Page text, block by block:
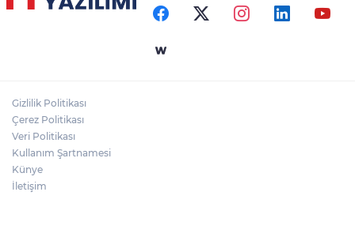
Gizlilik Politikası
Çerez Politikası
Veri Politikası
Kullanım Şartnamesi
Künye
İletişim